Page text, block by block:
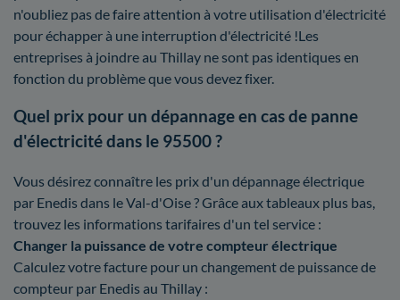
n'oubliez pas de faire attention à votre utilisation d'électricité
pour échapper à une interruption d'électricité !Les
entreprises à joindre au Thillay ne sont pas identiques en
fonction du problème que vous devez fixer.
Quel prix pour un dépannage en cas de panne
d'électricité dans le 95500 ?
Vous désirez connaître les prix d'un dépannage électrique
par Enedis dans le Val-d'Oise ? Grâce aux tableaux plus bas,
trouvez les informations tarifaires d'un tel service :
Changer la puissance de votre compteur électrique
Calculez votre facture pour un changement de puissance de
compteur par Enedis au Thillay :